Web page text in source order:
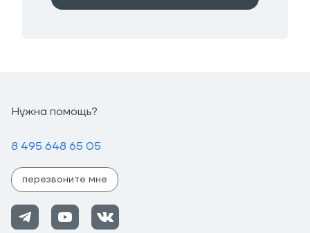
Нужна помощь?
8 495 648 65 05
перезвоните мне